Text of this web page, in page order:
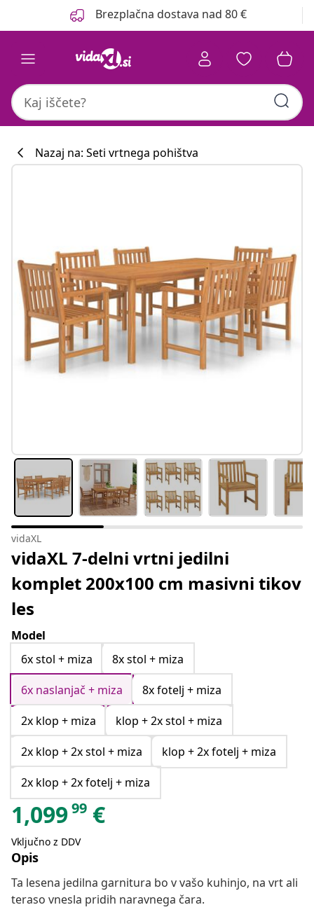
Brezplačna dostava nad 80 €
Nazaj na: Seti vrtnega pohištva
vidaXL
vidaXL 7-delni vrtni jedilni
komplet 200x100 cm masivni tikov
les
Model
6x stol + miza
8x stol + miza
6x naslanjač + miza
8x fotelj + miza
2x klop + miza
klop + 2x stol + miza
2x klop + 2x stol + miza
klop + 2x fotelj + miza
2x klop + 2x fotelj + miza
1,09999 €
Vključno z DDV
Opis
Ta lesena jedilna garnitura bo v vašo kuhinjo, na vrt ali
teraso vnesla pridih naravnega čara.